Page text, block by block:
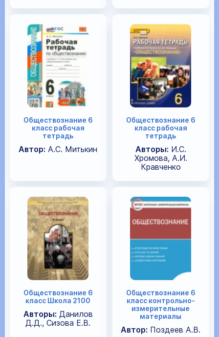
Обществознание 6
класс рабочая
тетрадь
Автор: А.С. Митькин
Обществознание 6
класс рабочая
тетрадь
Авторы: И.С.
Хромова, А.И.
Кравченко
Обществознание 6
класс Школа 2100
Авторы: Данилов
Д.Д., Сизова Е.В.
Обществознание 6
класс контрольно-
измерительные
материалы
Автор: Поздеев А.В.